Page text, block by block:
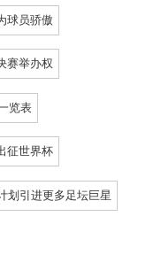
球员骄傲
赛举办权
览表
征世界杯
划引进更多足坛巨星